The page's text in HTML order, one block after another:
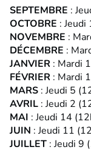
SEPTEMBRE :
OCTOBRE :
NOVEMBRE :
DÉCEMBRE :
JANVIER : Mardi
FÉVRIER : Mardi
MARS : Jeudi 5
AVRIL : Jeudi 2
MAI : Jeudi 14
JUIN : Jeudi 11
JUILLET : Jeudi 9